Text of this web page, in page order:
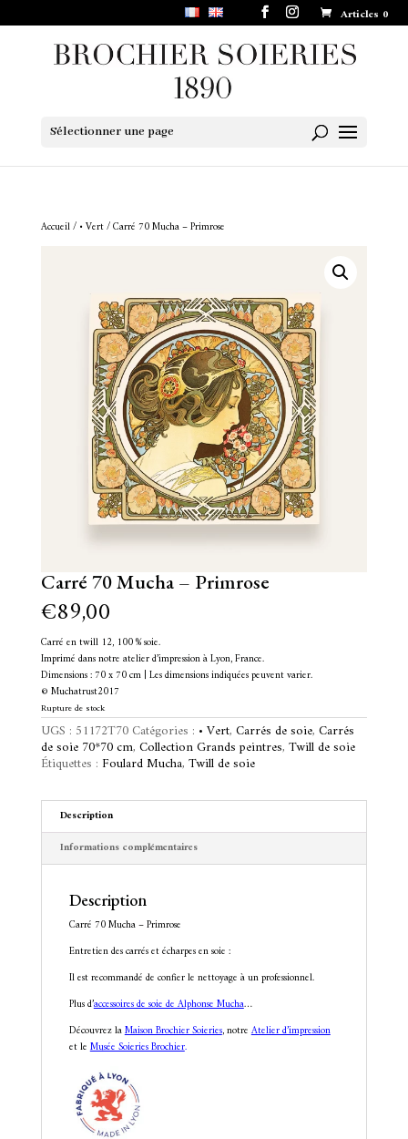
Articles 0
Sélectionner une page
Accueil/ • Vert/ Carré 70 Mucha – Primrose
Carré 70 Mucha – Primrose
€89,00
Carré en twill 12, 100 % soie.
Imprimé dans notre atelier d’impression à Lyon, France.
Dimensions : 70 x 70 cm | Les dimensions indiquées peuvent varier.
© Muchatrust2017
Rupture de stock
UGS : 51172T70 Catégories : • Vert, Carrés de soie, Carrés
de soie 70*70 cm, Collection Grands peintres, Twill de soie
Étiquettes : Foulard Mucha, Twill de soie
Description
Informations complémentaires
Description
Carré 70 Mucha – Primrose
Entretien des carrés et écharpes en soie :
Il est recommandé de confier le nettoyage à un professionnel.
Plus d’accessoires de soie de Alphonse Mucha…
Découvrez laMaison Brochier Soieries, notreAtelier d’impression
et leMusée Soieries Brochier.